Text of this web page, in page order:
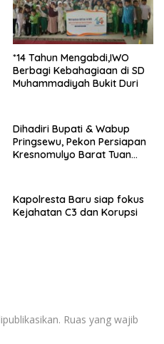
*14 Tahun Mengabdi,IWO
Berbagi Kebahagiaan di SD
Muhammadiyah Bukit Duri
Dihadiri Bupati & Wabup
Pringsewu, Pekon Persiapan
Kresnomulyo Barat Tuan
Kapolresta Baru siap fokus
Kejahatan C3 dan Korupsi
Ruas yang wajib